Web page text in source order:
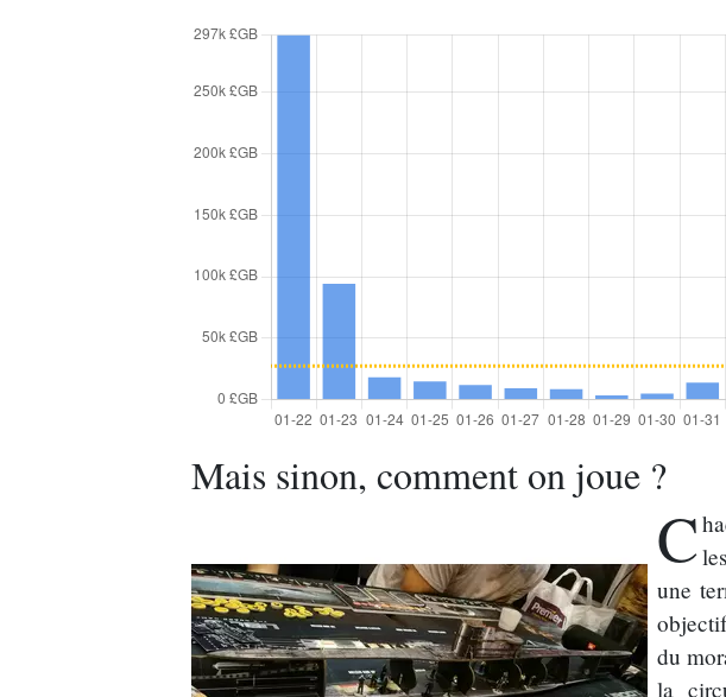
Mais sinon, comment on joue ?
C
une
du
la